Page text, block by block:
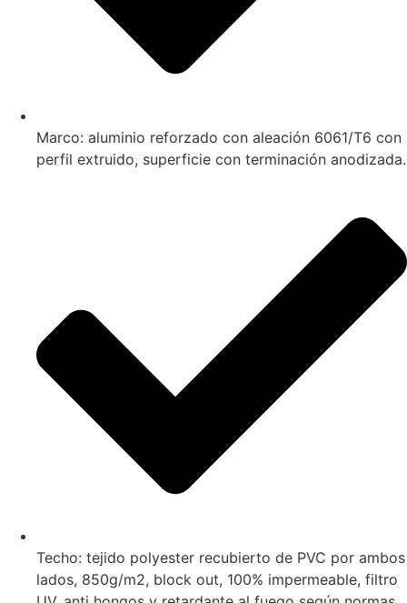
Marco: aluminio reforzado con aleación 6061/T6 con
perfil extruido, superficie con terminación anodizada.
Techo: tejido polyester recubierto de PVC por ambos
lados, 850g/m2, block out, 100% impermeable, filtro